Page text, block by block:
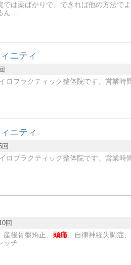
は薬ばかりで、できれば他の方法で
ん…
ニティ
ロプラクティック整体院です。営業
ニティ
回
ロプラクティック整体院です。営業
回
後骨盤矯正、 頭痛、自律神経失調症
ッチ…